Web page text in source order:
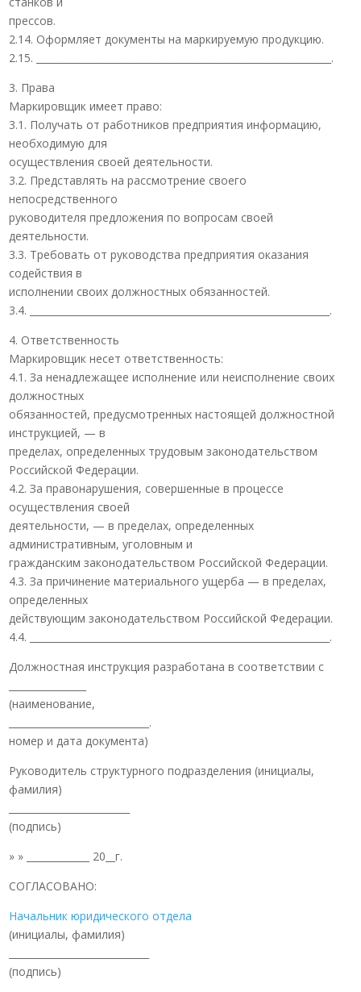
прессов.
2.14. Оформляет документы на маркируемую продукцию.
2.15. _____________________________________________________________.
3. Права
Маркировщик имеет право:
3.1. Получать от работников предприятия информацию,
необходимую для
осуществления своей деятельности.
3.2. Представлять на рассмотрение своего
непосредственного
руководителя предложения по вопросам своей
деятельности.
3.3. Требовать от руководства предприятия оказания
содействия в
исполнении своих должностных обязанностей.
3.4. ______________________________________________________________.
4. Ответственность
Маркировщик несет ответственность:
4.1. За ненадлежащее исполнение или неисполнение своих
должностных
обязанностей, предусмотренных настоящей должностной
инструкцией, — в
пределах, определенных трудовым законодательством
Российской Федерации.
4.2. За правонарушения, совершенные в процессе
осуществления своей
деятельности, — в пределах, определенных
административным, уголовным и
гражданским законодательством Российской Федерации.
4.3. За причинение материального ущерба — в пределах,
определенных
действующим законодательством Российской Федерации.
4.4. ______________________________________________________________.
Должностная инструкция разработана в соответствии с
(наименование,
_____________________________.
номер и дата документа)
Руководитель структурного подразделения (инициалы,
фамилия)
(подпись)
» » _____________ 20__г.
СОГЛАСОВАНО:
Начальник юридического отдела
(инициалы, фамилия)
(подпись)